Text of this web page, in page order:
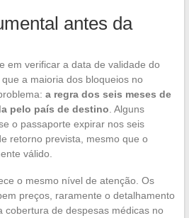
antes da
em verificar a data de validade do
a maioria dos bloqueios no
a regra dos seis meses de
pelo país de destino . Alguns
o passaporte expirar nos seis
retorno prevista, mesmo que o
válido.
o mesmo nível de atenção. Os
preços, raramente o detalhamento
cobertura de despesas médicas no